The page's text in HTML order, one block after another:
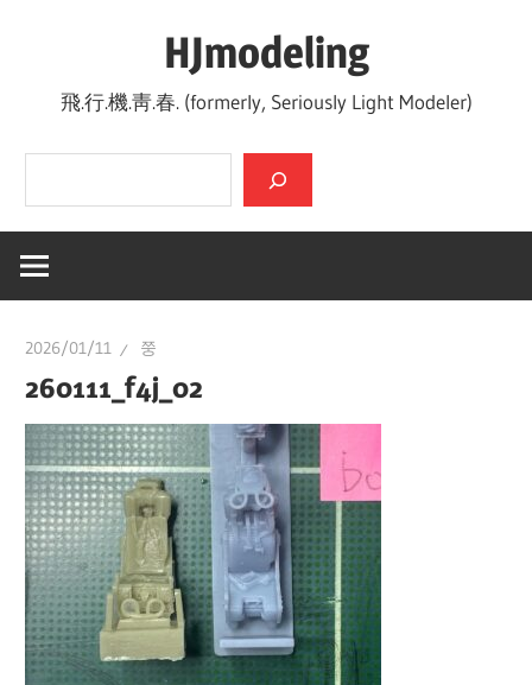
HJmodeling
飛.行.機.靑.春. (formerly, Seriously Light Modeler)
검색
2026/01/11 쭝
260111_f4j_02